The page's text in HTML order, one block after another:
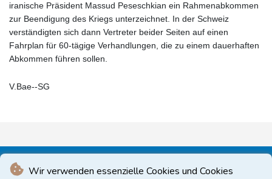
Wir verwenden essenzielle Cookies und Cookies
iranische Präsident Massud Peseschkian ein Rahmenabkommen
zur Beendigung des Kriegs unterzeichnet. In der Schweiz
verständigten sich dann Vertreter beider Seiten auf einen
Fahrplan für 60-tägige Verhandlungen, die zu einem dauerhaften
Abkommen führen sollen.
V.Bae--SG